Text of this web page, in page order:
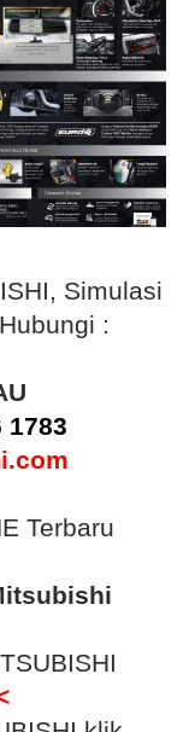
Simulasi
:
1783
Terbaru